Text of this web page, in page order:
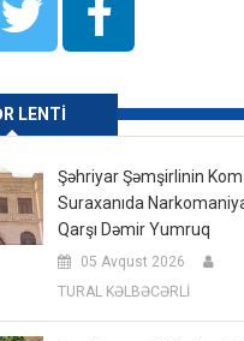
LENTI
Şəhriyar Şəmşirlinin
Suraxanıda
Qarşı Dəmir Yumruq
05 Avqust 2026
TURAL KƏLBƏCƏRLİ